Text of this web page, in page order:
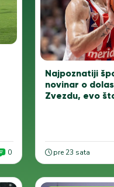
0
Najpoznatiji
novinar o
Zvezdu, evo
pre 23 sata